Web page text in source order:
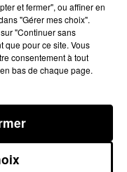
DU
et fermer", ou affiner en
"Gérer mes choix".
"Continuer sans
que pour ce site. Vous
consentement à tout
bas de chaque page.